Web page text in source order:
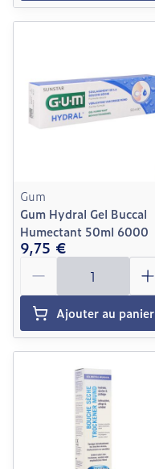
Gum
Gum Hydral Gel Buccal
Humectant 50ml 6000
9,75 €
Quantité
Ajouter au panier